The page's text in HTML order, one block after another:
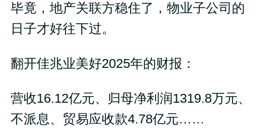
毕竟，地产关联方稳住了，物业子公司的
日子才好往下过。
翻开佳兆业美好2025年的财报：
营收16.12亿元、归母净利润1319.8万元、
不派息、贸易应收款4.78亿元……